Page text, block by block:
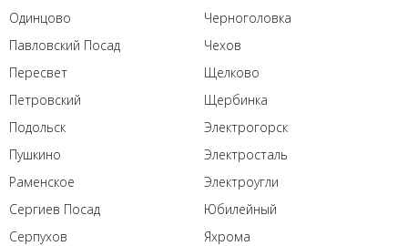
Одинцово
Павловский Посад
Пересвет
Петровский
Подольск
Пушкино
Раменское
Сергиев Посад
Серпухов
Черноголовка
Чехов
Щелково
Щербинка
Электрогорск
Электросталь
Электроугли
Юбилейный
Яхрома